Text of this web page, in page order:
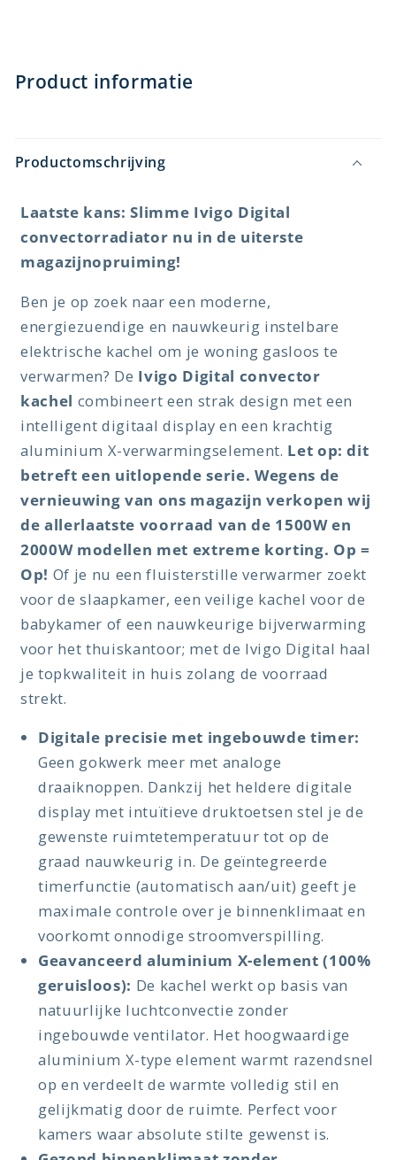
Product informatie
Productomschrijving
Laatste kans: Slimme Ivigo Digital
convectorradiator nu in de uiterste
magazijnopruiming!
Ben je op zoek naar een moderne,
energiezuendige en nauwkeurig instelbare
elektrische kachel om je woning gasloos te
verwarmen? De Ivigo Digital convector
kachel combineert een strak design met een
intelligent digitaal display en een krachtig
aluminium X-verwarmingselement. Let op: dit
betreft een uitlopende serie. Wegens de
vernieuwing van ons magazijn verkopen wij
de allerlaatste voorraad van de 1500W en
2000W modellen met extreme korting. Op =
Op! Of je nu een fluisterstille verwarmer zoekt
voor de slaapkamer, een veilige kachel voor de
babykamer of een nauwkeurige bijverwarming
voor het thuiskantoor; met de Ivigo Digital haal
je topkwaliteit in huis zolang de voorraad
strekt.
Digitale precisie met ingebouwde timer:
Geen gokwerk meer met analoge
draaiknoppen. Dankzij het heldere digitale
display met intuïtieve druktoetsen stel je de
gewenste ruimtetemperatuur tot op de
graad nauwkeurig in. De geïntegreerde
timerfunctie (automatisch aan/uit) geeft je
maximale controle over je binnenklimaat en
voorkomt onnodige stroomverspilling.
Geavanceerd aluminium X-element (100%
geruisloos): De kachel werkt op basis van
natuurlijke luchtconvectie zonder
ingebouwde ventilator. Het hoogwaardige
aluminium X-type element warmt razendsnel
op en verdeelt de warmte volledig stil en
gelijkmatig door de ruimte. Perfect voor
kamers waar absolute stilte gewenst is.